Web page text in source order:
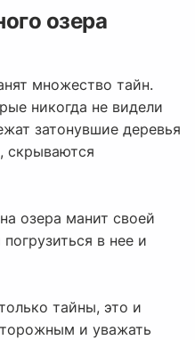
озера
множество тайн.
никогда не видели
затонувшие деревья
скрываются
озера манит своей
в нее и
тайны, это и
и уважать